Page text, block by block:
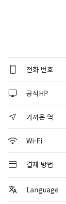
전화 번호
공식HP
가까운 역
Wi-Fi
결제 방법
Language